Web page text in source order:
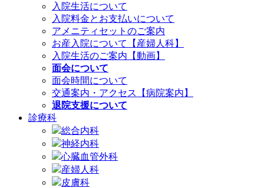
入院生活について
入院料金とお支払いについて
アメニティセットのご案内
お産入院について【産婦人科】
入院生活のご案内【動画】
面会について
面会時間について
交通案内・アクセス【病院案内】
退院支援について
診療科
総合内科
神経内科
心臓血管外科
産婦人科
皮膚科